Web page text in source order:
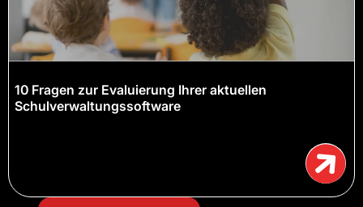
10 Fragen zur Evaluierung Ihrer aktuellen
Schulverwaltungssoftware